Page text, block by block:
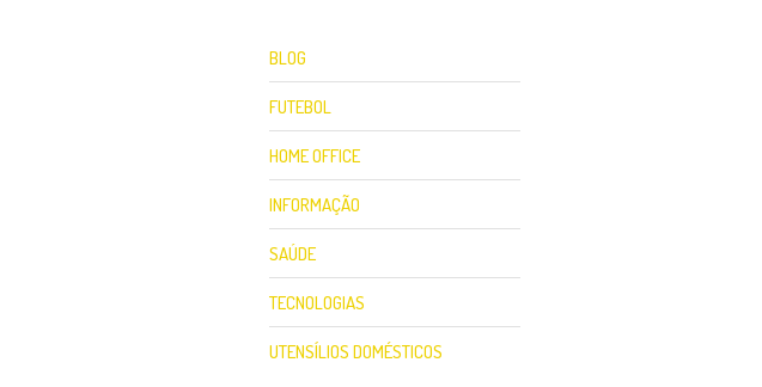
BLOG
FUTEBOL
HOME OFFICE
INFORMAÇÃO
SAÚDE
TECNOLOGIAS
UTENSÍLIOS DOMÉSTICOS